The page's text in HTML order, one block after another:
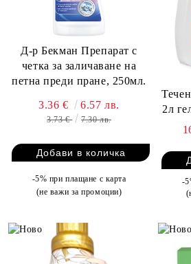
Д-р Бекман Препарат с
четка за заличаване на
петна преди пране, 250мл.
3.36 € 6.57 лв.
3.73 € 7.30 лв.
-5% при плащане с карта
(не важи за промоции)
2л
-